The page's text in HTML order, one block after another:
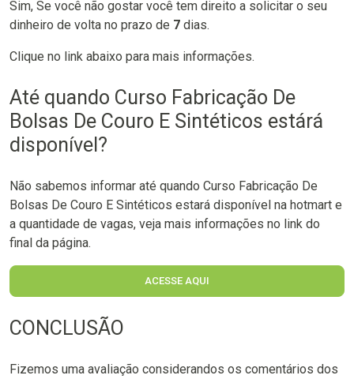
Sim, Se você não gostar você tem direito a solicitar o seu
dinheiro de volta no prazo de 7 dias.
Clique no link abaixo para mais informações.
Até quando Curso Fabricação De
Bolsas De Couro E Sintéticos estárá
disponível?
Não sabemos informar até quando Curso Fabricação De
Bolsas De Couro E Sintéticos estará disponível na hotmart e
a quantidade de vagas, veja mais informações no link do
final da página.
ACESSE AQUI
CONCLUSÃO
Fizemos uma avaliação considerandos os comentários dos